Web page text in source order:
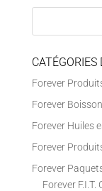
CATÉGORIES
Forever
Forever
Forever Huiles
Forever
Forever Paquets
Forever F.I.T.